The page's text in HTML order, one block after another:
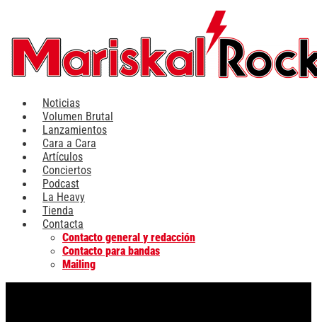
contenido
Noticias
Volumen Brutal
Lanzamientos
Cara a Cara
Artículos
Conciertos
Podcast
La Heavy
Tienda
Contacta
Contacto general y redacción
Contacto para bandas
Mailing